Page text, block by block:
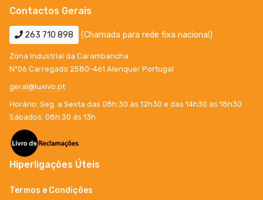
Contactos Gerais
263 710 898 (Chamada para rede fixa nacional)
Zona Industrial da Carambancha
Nº06 Carregado 2580-461 Alenquer Portugal
geral@luxivo.pt
Horário: Seg. a Sexta das 08h:30 às 12h30 e das 14h30 às 18h30.
Sábados: 08h:30 ás 13h
Hiperligações Úteis
Termos e Condições